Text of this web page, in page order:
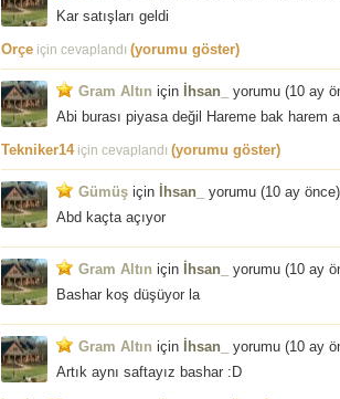
Kar satışları geldi
Orçe için cevaplandı (yorumu göster)
Gram Altın için İhsan_ yorumu (10 ay
Abi burası piyasa değil Hareme bak harem
Tekniker14için cevaplandı (yorumu göster)
Gümüş için İhsan_ yorumu (10 ay önce)
Abd kaçta açıyor
Gram Altın için İhsan_ yorumu (10 ay
Bashar koş düşüyor la
Gram Altın için İhsan_ yorumu (10 ay
Artık aynı saftayız bashar :D